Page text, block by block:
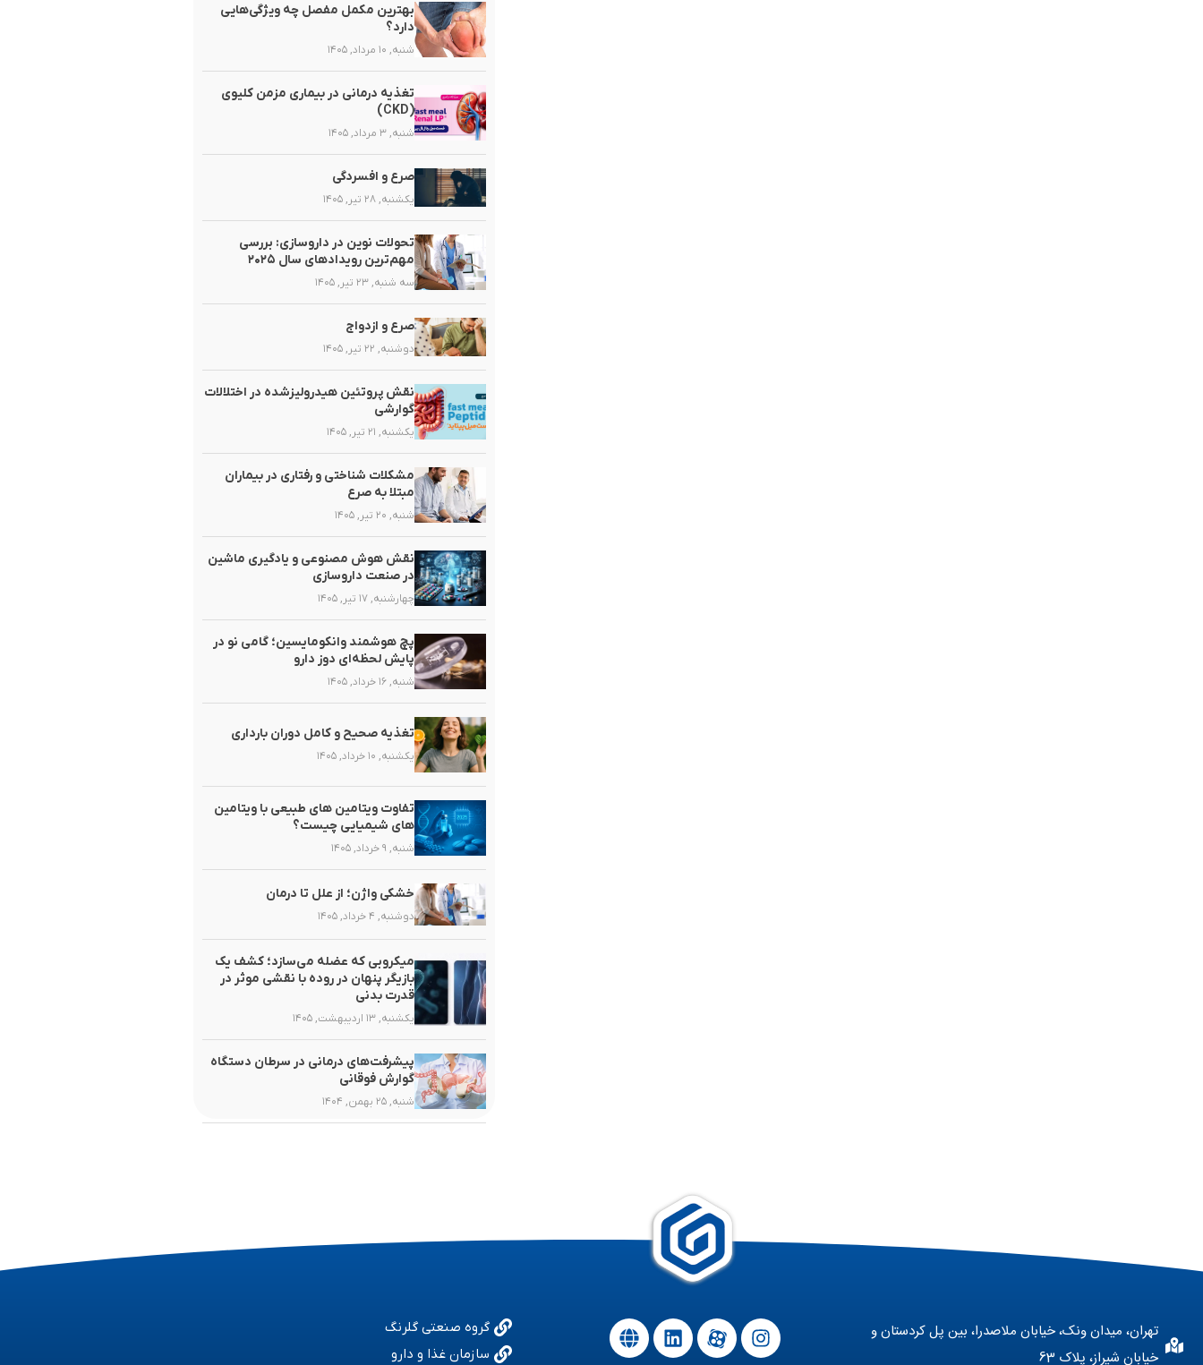
بهترین مکمل مفصل چه ویژگی‌هایی
دارد؟
شنبه, ۱۰ مرداد, ۱۴۰۵
تغذیه‌ درمانی در بیماری مزمن کلیوی
(CKD)
شنبه, ۳ مرداد, ۱۴۰۵
صرع و افسردگی
یکشنبه, ۲۸ تیر, ۱۴۰۵
تحولات نوین در داروسازی: بررسی
مهم‌ترین رویدادهای سال ۲۰۲۵
سه شنبه, ۲۳ تیر, ۱۴۰۵
صرع و ازدواج
دوشنبه, ۲۲ تیر, ۱۴۰۵
نقش پروتئین هیدرولیزشده در اختلالات
گوارشی
یکشنبه, ۲۱ تیر, ۱۴۰۵
مشکلات شناختی و رفتاری در بیماران
مبتلا به صرع
شنبه, ۲۰ تیر, ۱۴۰۵
نقش هوش مصنوعی و یادگیری ماشین
در صنعت داروسازی
چهارشنبه, ۱۷ تیر, ۱۴۰۵
پچ هوشمند وانکومایسین؛ گامی نو در
پایش لحظه‌ای دوز دارو
شنبه, ۱۶ خرداد, ۱۴۰۵
تغذیه صحیح و کامل دوران بارداری
یکشنبه, ۱۰ خرداد, ۱۴۰۵
تفاوت ویتامین های طبیعی با ویتامین
های شیمیایی چیست؟
شنبه, ۹ خرداد, ۱۴۰۵
خشکی واژن؛ از علل تا درمان
دوشنبه, ۴ خرداد, ۱۴۰۵
میکروبی که عضله می‌سازد؛ کشف یک
بازیگر پنهان در روده با نقشی موثر در
قدرت بدنی
یکشنبه, ۱۳ اردیبهشت, ۱۴۰۵
پیشرفت‌های درمانی در سرطان دستگاه
گوارش فوقانی
شنبه, ۲۵ بهمن, ۱۴۰۴
تهران، میدان ونک، خیابان ملاصدرا، بین پل کردستان و
خیابان شیراز، پلاک 63
گروه صنعتی گلرنگ
سازمان غذا و دارو